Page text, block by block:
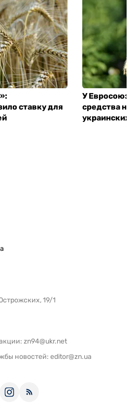
ставку для
У
средства
19/1
zn94@ukr.net
новостей: editor@zn.ua